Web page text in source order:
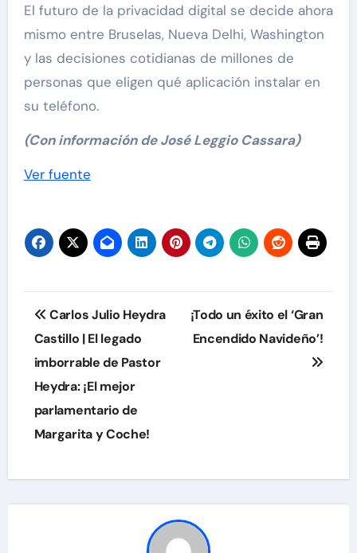
El futuro de la privacidad digital se decide ahora
mismo entre Bruselas, Nueva Delhi, Washington
y las decisiones cotidianas de millones de
personas que eligen qué aplicación instalar en
su teléfono.
(Con información de José Leggio Cassara)
Navegación
entradas
Ver fuente
Navegación
de
entradas
Carlos Julio Heydra
Castillo | El legado
imborrable de Pastor
Heydra: ¡El mejor
parlamentario de
Margarita y Coche!
¡Todo un éxito el ‘Gran
Encendido Navideño’!